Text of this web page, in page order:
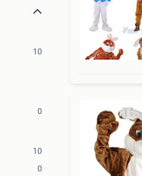
10
0
10
0